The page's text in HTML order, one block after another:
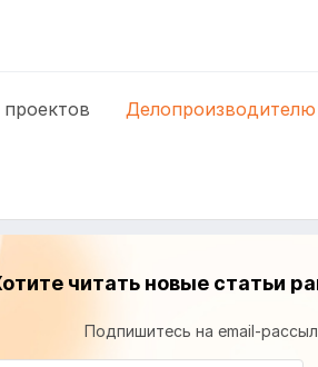
Делопроизводителю
читать новые статьи
Подпишитесь на email-